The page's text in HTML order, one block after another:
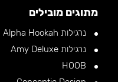
מתוגים מובילים
נרגילות Alpha Hookah
נרגילות Amy Deluxe